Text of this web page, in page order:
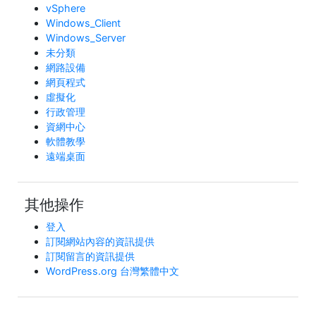
vSphere
Windows_Client
Windows_Server
未分類
網路設備
網頁程式
虛擬化
行政管理
資網中心
軟體教學
遠端桌面
其他操作
登入
訂閱網站內容的資訊提供
訂閱留言的資訊提供
WordPress.org 台灣繁體中文